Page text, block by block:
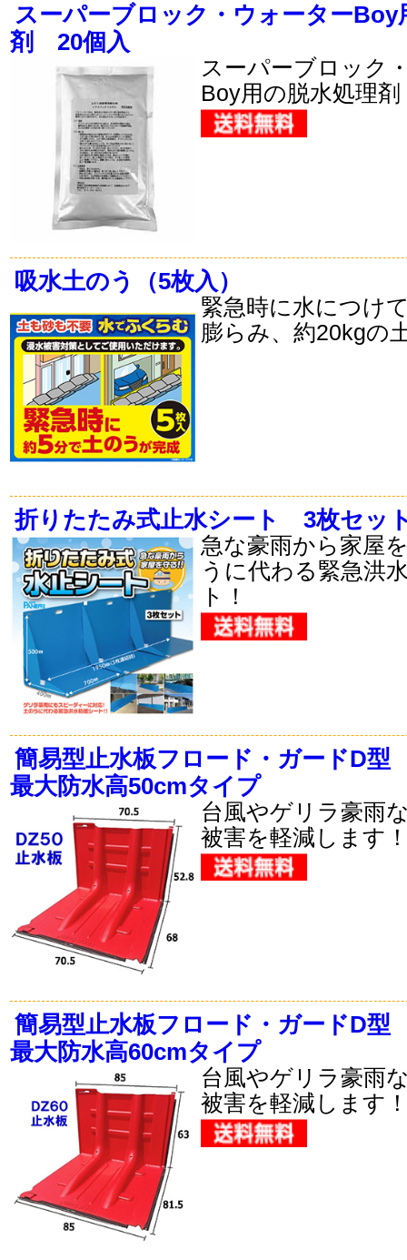
スーパーブロック・ウォーターBoy
剤 20個入
スーパーブロック
Boy用の脱水処理剤
吸水土のう（5枚入）
緊急時に水につけ
膨らみ、約20kgの
折りたたみ式止水シート 3枚セッ
急な豪雨から家屋
うに代わる緊急洪
ト！
簡易型止水板フロード・ガードD型
最大防水高50cmタイプ
台風やゲリラ豪雨
被害を軽減します
簡易型止水板フロード・ガードD型
最大防水高60cmタイプ
台風やゲリラ豪雨
被害を軽減します